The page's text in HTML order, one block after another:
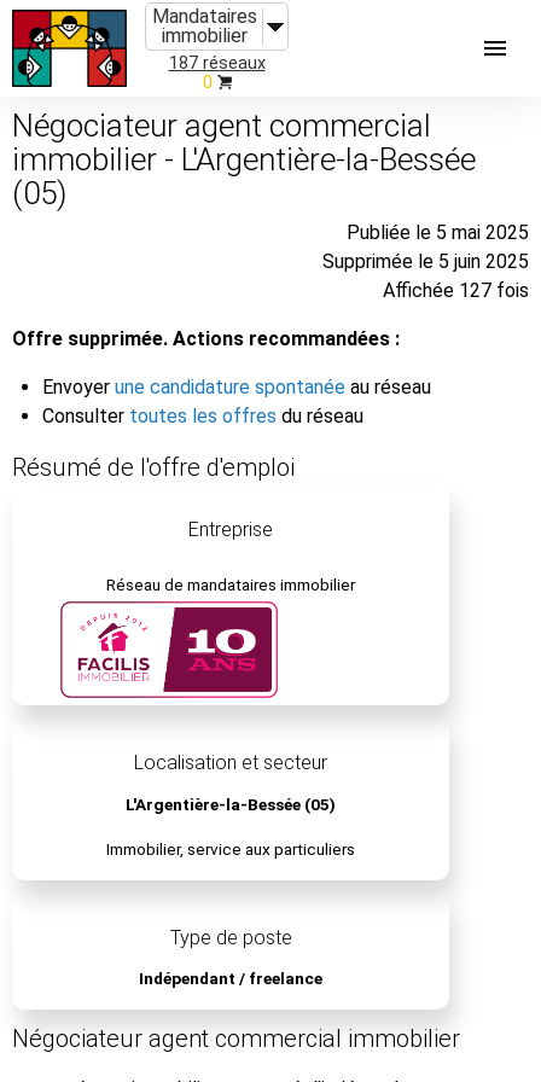
Mandataires
immobilier
187 réseaux
0
Négociateur agent commercial
immobilier - L'Argentière-la-Bessée
(05)
Publiée le 5 mai 2025
Supprimée le 5 juin 2025
Affichée 127 fois
Offre supprimée. Actions recommandées :
Envoyer une candidature spontanée au réseau
Consulter toutes les offres du réseau
Résumé de l'offre d'emploi
Entreprise
Réseau de mandataires immobilier
Localisation et secteur
L'Argentière-la-Bessée (05)
Immobilier, service aux particuliers
Type de poste
Indépendant / freelance
Négociateur agent commercial immobilier